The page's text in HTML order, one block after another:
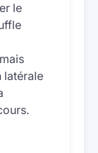
le
latérale